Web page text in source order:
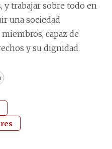
y trabajar sobre todo en
una sociedad
capaz de
y su dignidad.